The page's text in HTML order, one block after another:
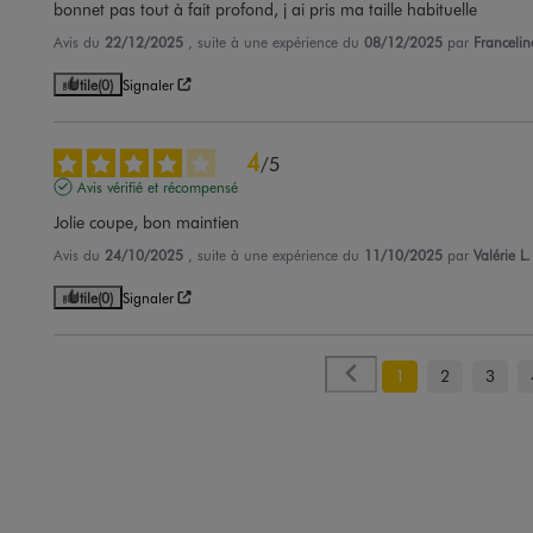
bonnet pas tout à fait profond, j ai pris ma taille habituelle
Avis du 22/12/2025 , suite à une expérience du 08/12/2025 par
Utile(0) Signaler
4/5
Avis vérifié et récompensé
Jolie coupe, bon maintien
Avis du 24/10/2025 , suite à une expérience du 11/10/2025 par Valérie L.
Utile(0) Signaler
1 2 3